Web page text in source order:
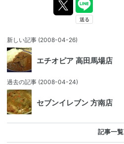
新しい記事 (2008-04-26)
エチオピア 高田馬場店
過去の記事 (2008-04-24)
セブンイレブン 方南店
記事一覧